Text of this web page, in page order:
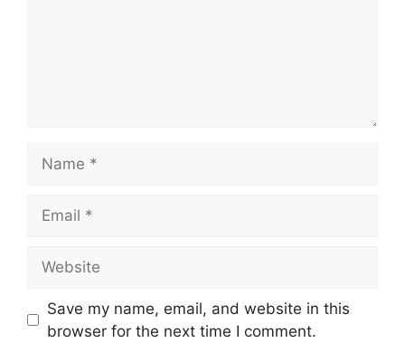
Save my name, email, and website in this
browser for the next time I comment.